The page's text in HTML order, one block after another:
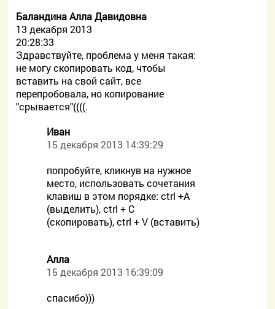
Баландина Алла Давидовна
13 декабря 2013
20:28:33
Здравствуйте, проблема у меня такая:
не могу скопировать код, чтобы
вставить на свой сайт, все
перепробовала, но копирование
"срывается"((((.
Иван
15 декабря 2013 14:39:29
попробуйте, кликнув на нужное
место, использовать сочетания
клавиш в этом порядке: ctrl +A
(выделить), ctrl + C
(скопировать), ctrl + V (вставить)
Алла
15 декабря 2013 16:39:09
спасибо)))